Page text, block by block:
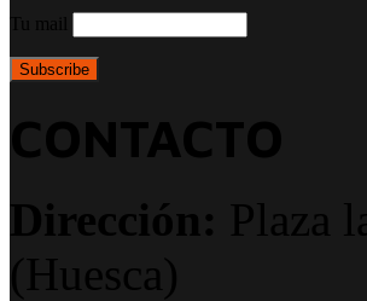
Tu mail
CONTACTO
Dirección: Plaza
(Huesca)